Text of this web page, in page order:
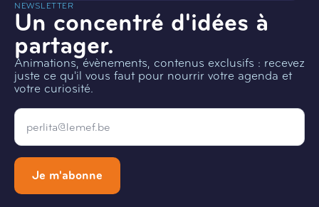
NEWSLETTER
Un concentré d'idées à
partager.
Animations, évènements, contenus exclusifs : recevez
juste ce qu'il vous faut pour nourrir votre agenda et
votre curiosité.
Email
Je m'abonne